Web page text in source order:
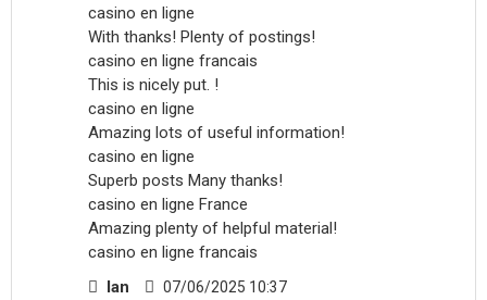
casino en ligne
With thanks! Plenty of postings!
casino en ligne francais
This is nicely put. !
casino en ligne
Amazing lots of useful information!
casino en ligne
Superb posts Many thanks!
casino en ligne France
Amazing plenty of helpful material!
casino en ligne francais
Ian
07/06/2025 10:37